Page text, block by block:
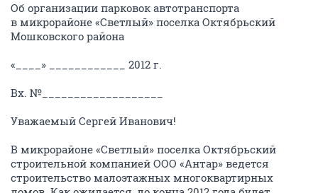
Об организации парковок автотранспорта
в микрорайоне «Светлый» поселка Октябрьский
Мошковского района
«____» ____________ 2012 г.
Вх. №___________________
Уважаемый Сергей Иванович!
В микрорайоне «Светлый» поселка Октябрьский
строительной компанией ООО «Антар» ведется
строительство малоэтажных многоквартирных